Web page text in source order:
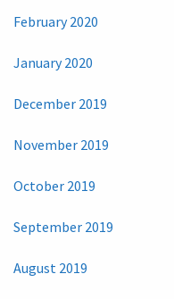
February 2020
January 2020
December 2019
November 2019
October 2019
September 2019
August 2019